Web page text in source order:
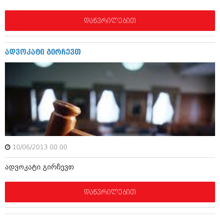
ნოემბერი 2017 (212)
ოქტომბერი 2017 (231)
სექტემბერი 2017 (261)
ივლისი 2017 (233)
მაისი 2017 (216)
მარტი 2017 (212)
თებერვალი 2017 (205)
იანვარი 2017 (246)
დეკემბერი 2016 (207)
ნოემბერი 2016 (207)
ოქტომბერი 2016 (257)
სექტემბერი 2016 (224)
აგვისტო 2016 (258)
ივლისი 2016 (211)
აპრილი 2016 (215)
მარტი 2016 (200)
თებერვალი 2016 (250)
დაწვრილებით
ადვოკატი გირჩევთ
10/06/2013 00:00
ადვოკატი გირჩევთ
დაწვრილებით